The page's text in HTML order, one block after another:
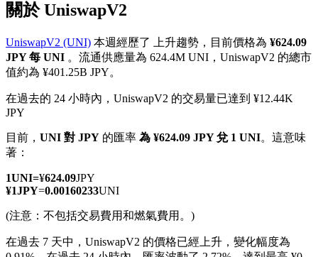
幣本位永續
以數字貨幣為保證金的永續合約
TradFi
關於 UniswapV2
UniswapV2 (UNI) 本週經歷了 上升趨勢，目前價格為 ¥624.09
JPY 每 UNI 。流通供應量為 624.4M UNI，UniswapV2 的總市
值約為 ¥401.25B JPY。
在過去的 24 小時內，UniswapV2 的交易量已達到 ¥12.44K
JPY
目前， UNI 對 JPY 的匯率 為 ¥624.09 JPY 兌 1 UNI。這意味
著：
1UNI=¥624.09JPY
¥1JPY=0.00160233UNI
(注意：不包括交易費用和燃氣費用。)
在過去 7 天中，UniswapV2 的價格已經上升，變化幅度為